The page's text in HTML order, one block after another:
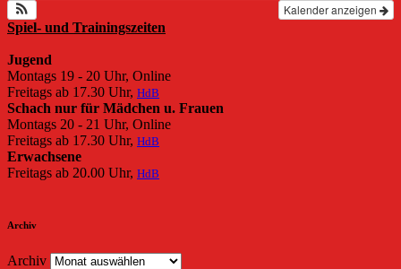
Kalender anzeigen
Spiel- und Trainingszeiten
Jugend
Montags 19 - 20 Uhr, Online
Freitags ab 17.30 Uhr, HdB
Schach nur für Mädchen u. Frauen
Montags 20 - 21 Uhr, Online
Freitags ab 17.30 Uhr, HdB
Erwachsene
Freitags ab 20.00 Uhr, HdB
Archiv
Archiv